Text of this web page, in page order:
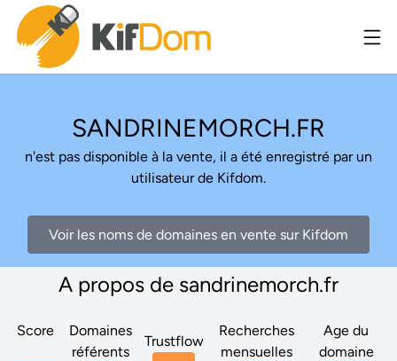
SANDRINEMORCH.FR
n'est pas disponible à la vente, il a été enregistré par un
utilisateur de Kifdom.
Voir les noms de domaines en vente sur Kifdom
A propos de sandrinemorch.fr
Score
Domaines
référents
Trustflow
Recherches
mensuelles
Age du
domaine